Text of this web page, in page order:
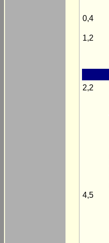
0,4
1,2
2,2
4,5